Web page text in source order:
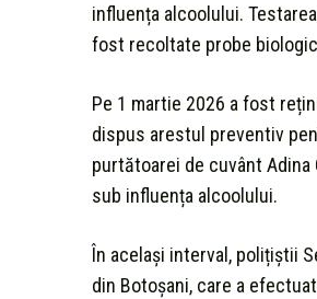
influența alcoolului.
fost recoltate probe
Pe 1 martie 2026 a fost
dispus arestul preventiv
purtătoarei de cuvânt
sub influența alcoolului.
În același interval, polițiștii
din Botoșani, care a